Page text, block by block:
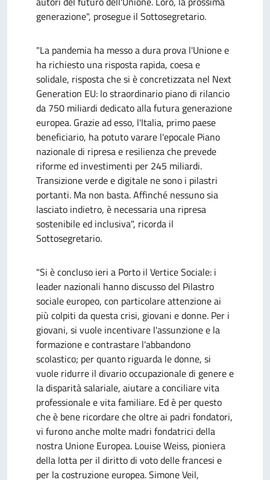
generazione", prosegue il Sottosegretario.
"La pandemia ha messo a dura prova l'Unione e
ha richiesto una risposta rapida, coesa e
solidale, risposta che si è concretizzata nel Next
Generation EU: lo straordinario piano di rilancio
da 750 miliardi dedicato alla futura generazione
europea. Grazie ad esso, l'Italia, primo paese
beneficiario, ha potuto varare l'epocale Piano
nazionale di ripresa e resilienza che prevede
riforme ed investimenti per 245 miliardi.
Transizione verde e digitale ne sono i pilastri
portanti. Ma non basta. Affinché nessuno sia
lasciato indietro, è necessaria una ripresa
sostenibile ed inclusiva", ricorda il
Sottosegretario.
"Si è concluso ieri a Porto il Vertice Sociale: i
leader nazionali hanno discusso del Pilastro
sociale europeo, con particolare attenzione ai
più colpiti da questa crisi, giovani e donne. Per i
giovani, si vuole incentivare l'assunzione e la
formazione e contrastare l'abbandono
scolastico; per quanto riguarda le donne, si
vuole ridurre il divario occupazionale di genere e
la disparità salariale, aiutare a conciliare vita
professionale e vita familiare. Ed è per questo
che è bene ricordare che oltre ai padri fondatori,
vi furono anche molte madri fondatrici della
nostra Unione Europea. Louise Weiss, pioniera
della lotta per il diritto di voto delle francesi e
per la costruzione europea. Simone Veil,